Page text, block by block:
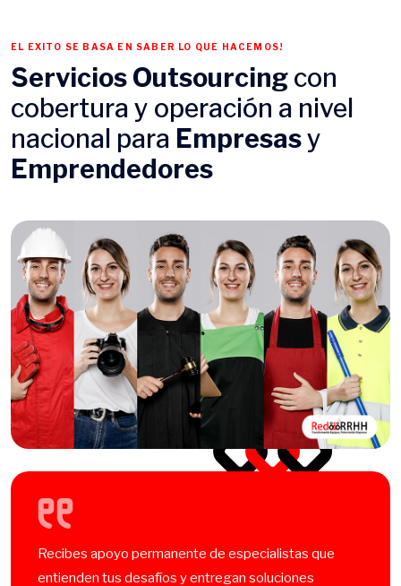
EL EXITO SE BASA EN SABER LO QUE HACEMOS!
Servicios Outsourcing con
cobertura y operación a nivel
nacional para Empresasy
Emprendedores
Recibes apoyo permanente de especialistas que
entienden tus desafíos y entregan soluciones